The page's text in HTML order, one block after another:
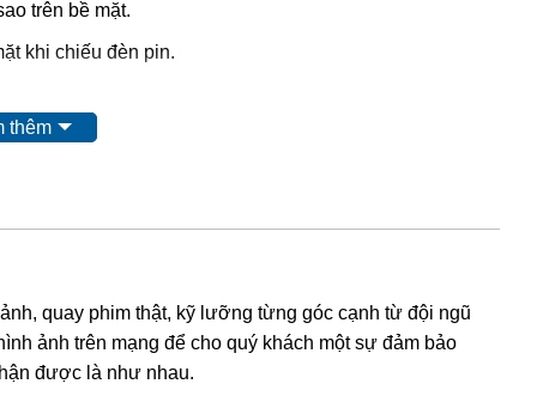
trên bề mặt.
khi chiếu đèn pin.
của đá.
đạt chất lượng được xử lý màu sắc bằng phương pháp
thêm
quay phim thật, kỹ lưỡng từng góc cạnh từ đội ngũ
ảnh trên mạng để cho quý khách một sự đảm bảo
được là như nhau.